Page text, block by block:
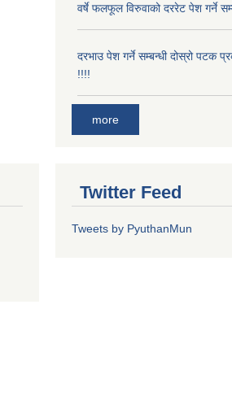
वर्षे फलफूल विरुवाको दररेट पेश गर्ने
दरभाउ पेश गर्ने सम्बन्धी दोस्रो पटक
!!!!
more
Twitter Feed
Tweets by PyuthanMun